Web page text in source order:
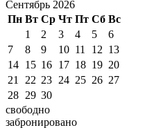
Сентябрь 2026
Пн Вт Ср Чт Пт Сб Вс
1
2 3 4 5
6
7
8 9 10 11 12 13
14 15 16 17 18 19 20
21
22 23 24 25 26 27
28 29 30
свободно
забронировано